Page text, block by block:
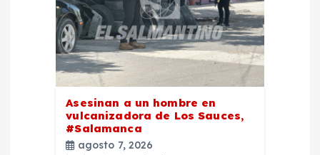
Asesinan a un hombre en
vulcanizadora de Los Sauces,
#Salamanca
agosto 7, 2026